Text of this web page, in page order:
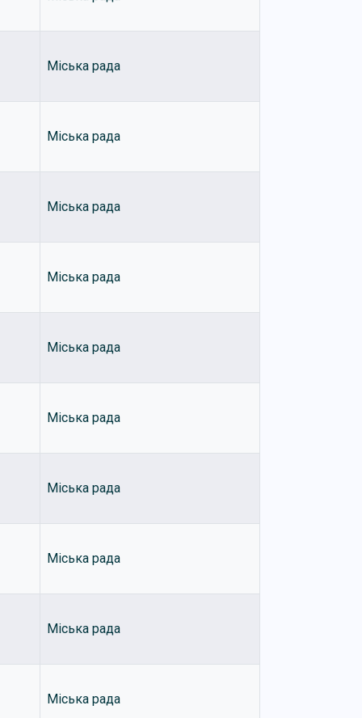
Міська рада
Міська рада
Міська рада
Міська рада
Міська рада
Міська рада
Міська рада
Міська рада
Міська рада
Міська рада